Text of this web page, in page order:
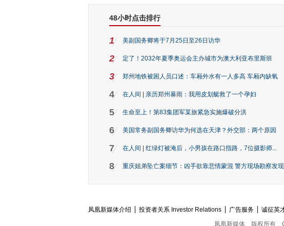
48小时点击排行
1 美副国务卿将于7月25日至26日访华
2 定了！2032年夏季奥运会主办城市为澳大利亚布里斯班
3 郑州地铁被困人员口述：车厢外水有一人多高 车厢内缺氧
4 在人间 | 亲历郑州暴雨：我用皮划艇救了一个孕妇
5 生命至上！第83集团军某旅紧急实施爆破分洪
6 美国常务副国务卿访华为何选在天津？外交部：两个原因
7 在人间 | 红绿灯被淹后，小男孩在路口指路，7位摄影师...
8 重庆姐弟坠亡案细节：凶手欲靠悲情蒙混 警方现场勘察发
凤凰新媒体介绍 投资者关系 Investor Relations 广告服务 诚征英
凤凰新媒体
版权所有